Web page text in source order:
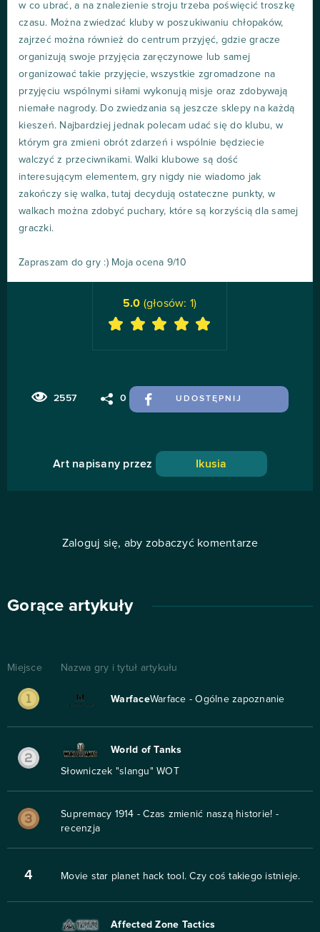
w co ubrać, a na znalezienie stroju trzeba poświęcić troszkę
czasu. Można zwiedzać kluby w poszukiwaniu chłopaków,
zajrzeć można również do centrum przyjęć, gdzie gracze
organizują swoje przyjęcia zaręczynowe lub samej
organizować takie przyjęcie, wszystkie zgromadzone na
przyjęciu wspólnymi siłami wykonują misje oraz zdobywają
niemałe nagrody. Do zwiedzania są jeszcze sklepy na każdą
kieszeń. Najbardziej jednak polecam udać się do klubu, w
którym gra zmieni obrót zdarzeń i wspólnie będziecie
walczyć z przeciwnikami. Walki klubowe są dość
interesującym elementem, gry nigdy nie wiadomo jak
zakończy się walka, tutaj decydują ostateczne punkty, w
walkach można zdobyć puchary, które są korzyścią dla samej
graczki.
Zapraszam do gry :) Moja ocena 9/10
2557 0 UDOSTĘPNIJ
5.0 (głosów: 1)
Art napisany przez Ikusia
Zaloguj się, aby zobaczyć komentarze
Gorące artykuły
Miejsce Nazwa gry i tytuł artykułu
WarfaceWarface - Ogólne zapoznanie
World of Tanks
Słowniczek "slangu" WOT
Supremacy 1914 - Czas zmienić naszą historie! -
recenzja
4 Movie star planet hack tool. Czy coś takiego istnieje.
Affected Zone Tactics